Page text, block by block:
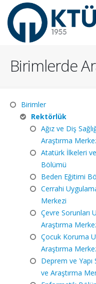
Birimlerde
Birimler
Rektörlük
Ağız ve Diş
Araştırma
Atatürk İlkeleri
Bölümü
Beden Eğitimi
Cerrahi
Merkezi
Çevre Sorunları
Araştırma
Çocuk Koruma
Araştırma
Deprem ve Yapı
ve Araştırma